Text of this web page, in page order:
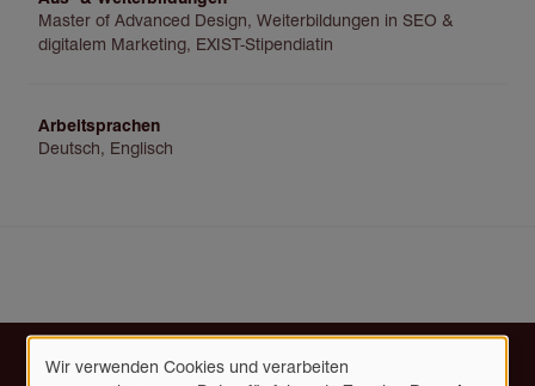
Master of Advanced Design, Weiterbildungen in SEO &
digitalem Marketing, EXIST-Stipendiatin
Arbeitsprachen
Deutsch, Englisch
Verwendung
Wir verwenden Cookies und verarbeiten